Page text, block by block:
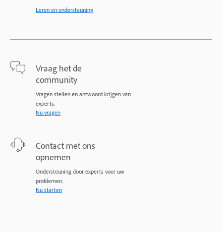
Leren en ondersteuning
Vraag het de
community
Vragen stellen en antwoord krijgen van
experts.
Nu vragen
Contact met ons
opnemen
Ondersteuning door experts voor uw
problemen.
Nu starten